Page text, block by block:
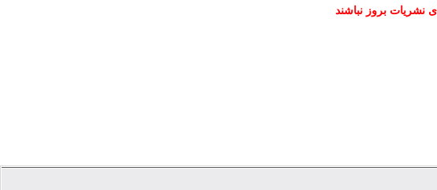
نشریات بروز نباشند